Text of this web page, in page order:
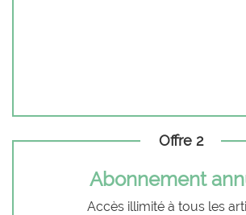
Offre 2
Abonnement
Accès illimité à tous les